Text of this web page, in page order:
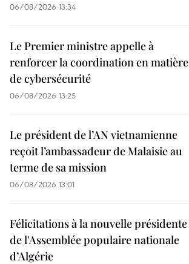
06/08/2026 13:34
Le Premier ministre appelle à
renforcer la coordination en matière
de cybersécurité
06/08/2026 13:25
Le président de l’AN vietnamienne
reçoit l’ambassadeur de Malaisie au
terme de sa mission
06/08/2026 13:01
Félicitations à la nouvelle présidente
de l'Assemblée populaire nationale
d’Algérie